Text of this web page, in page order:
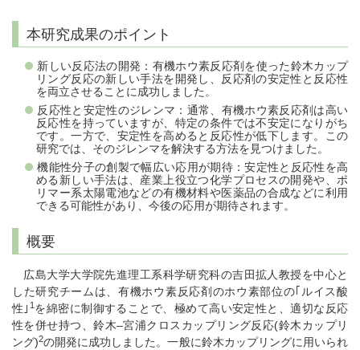
本研究成果のポイント
新しい反応法の開発：有機ホウ素反応剤を使った鈴木カップ
リング反応の新しい手法を開発し、反応剤の安定性と反応性
を両立させることに成功しました。
反応性と安定性のジレンマ：通常、有機ホウ素反応剤は高い
反応性を持っていますが、特定の条件では不安定になりがち
です。一方で、安定性を高めると反応性が低下します。この
研究では、そのジレンマを解決する方法を見つけました。
機能性分子の創製で幅広い応用が期待：安定性と反応性を高
める新しい手法は、産業上役立つ化学プロセスの開発や、ポ
リマー系太陽電池などの有機材料や医薬品の合成などに利用
できる可能性があり、今後の応用が期待されます。
概要
広島大学大学院先進理工系科学研究科の吉田拡人教授を中心と
した研究チームは、有機ホウ素反応剤のホウ素部位の｢ルイス酸
性｣ 1を綿密に制御することで、極めて高い安定性と、適切な反応
性を併せ持つ、鈴木–宮浦クロスカップリング反応(鈴木カップリ
ング)2の開発に成功しました。一般に鈴木カップリングに用いられ